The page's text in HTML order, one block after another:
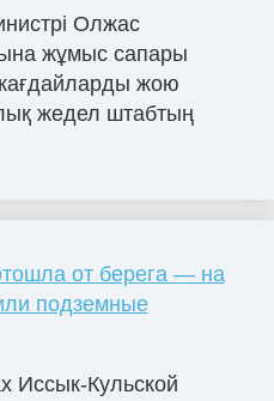
Олжас
жұмыс сапары
жою
жедел штабтың
от берега — на
подземные
Иссык-Кульской